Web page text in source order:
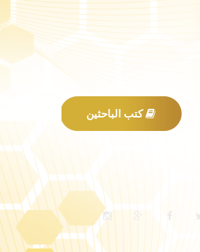
كتب الباحثين